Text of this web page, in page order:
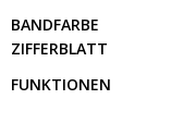
BANDFARBE
ZIFFERBLATT
FUNKTIONEN